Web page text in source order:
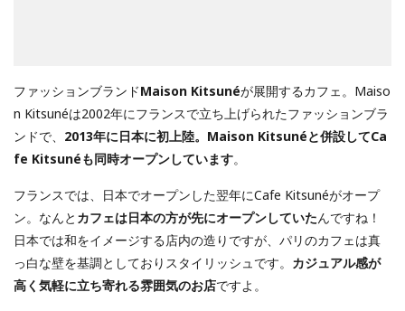
ファッションブランドMaison Kitsunéが展開するカフェ。Maiso
n Kitsunéは2002年にフランスで立ち上げられたファッションブラ
ンドで、 2013年に日本に初上陸。Maison Kitsunéと併設してCa
fe Kitsunéも同時オープンしています。
フランスでは、日本でオープンした翌年にCafe Kitsunéがオープ
ン。なんと カフェは日本の方が先にオープンしていたんですね！
日本では和をイメージする店内の造りですが、パリのカフェは真
っ白な壁を基調としておりスタイリッシュです。 カジュアル感が
高く気軽に立ち寄れる雰囲気のお店ですよ。